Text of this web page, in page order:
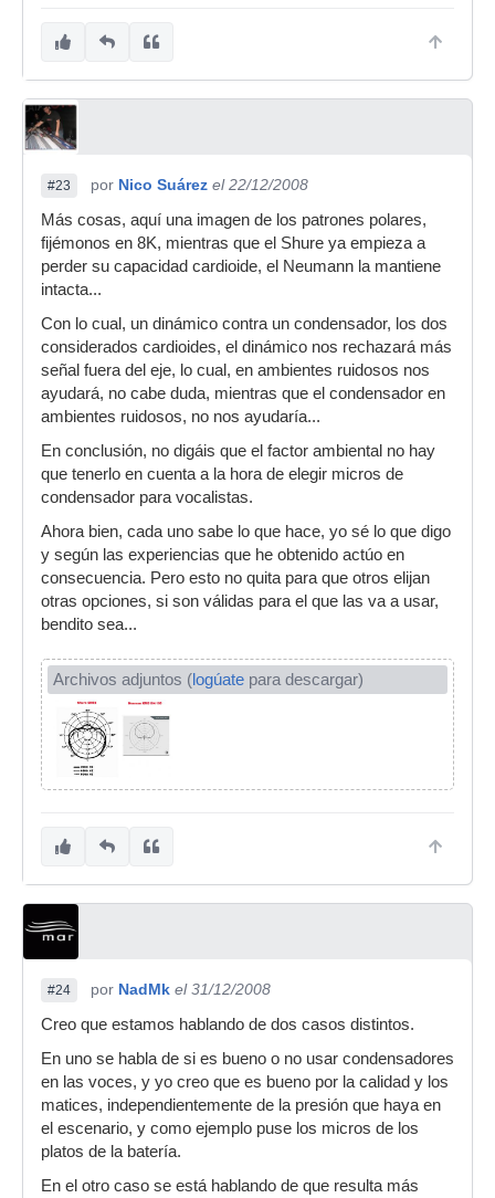
#23 por Nico Suárez el 22/12/2008
Más cosas, aquí una imagen de los patrones polares,
fijémonos en 8K, mientras que el Shure ya empieza a
perder su capacidad cardioide, el Neumann la mantiene
intacta...
Con lo cual, un dinámico contra un condensador, los dos
considerados cardioides, el dinámico nos rechazará más
señal fuera del eje, lo cual, en ambientes ruidosos nos
ayudará, no cabe duda, mientras que el condensador en
ambientes ruidosos, no nos ayudaría...
En conclusión, no digáis que el factor ambiental no hay
que tenerlo en cuenta a la hora de elegir micros de
condensador para vocalistas.
Ahora bien, cada uno sabe lo que hace, yo sé lo que digo
y según las experiencias que he obtenido actúo en
consecuencia. Pero esto no quita para que otros elijan
otras opciones, si son válidas para el que las va a usar,
bendito sea...
Archivos adjuntos (logúate para descargar)
#24 por NadMk el 31/12/2008
Creo que estamos hablando de dos casos distintos.
En uno se habla de si es bueno o no usar condensadores
en las voces, y yo creo que es bueno por la calidad y los
matices, independientemente de la presión que haya en
el escenario, y como ejemplo puse los micros de los
platos de la batería.
En el otro caso se está hablando de que resulta más